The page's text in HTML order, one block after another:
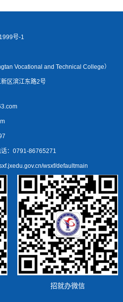
号-1
Vocational and Technical College）
区滨江东路2号
：0791-86765271
wsxf/defaultmain
招就办微信